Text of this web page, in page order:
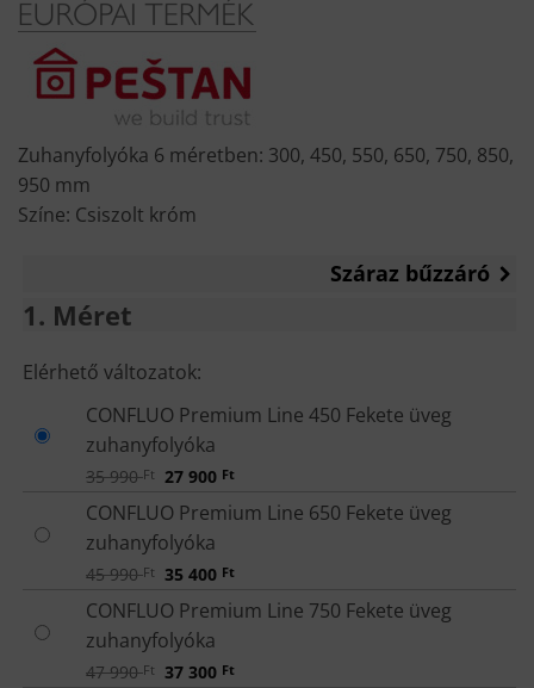
Zuhanyfolyóka 6 méretben: 300, 450, 550, 650, 750, 850,
950 mm
Színe: Csiszolt króm
Száraz bűzzáró
1 Méret
MÉRET
Elérhető változatok:
CONFLUO Premium Line 450 Fekete üveg
zuhanyfolyóka
35 990Ft Original
was:
35
990 Ft.
27 900 FtCurrent
is:
27
CONFLUO Premium Line 650 Fekete üveg
zuhanyfolyóka
45 990Ft Original
was:
45
990 Ft.
35 400 FtCurrent
is:
35
CONFLUO Premium Line 750 Fekete üveg
zuhanyfolyóka
47 990Ft Original
37 300 FtCurrent